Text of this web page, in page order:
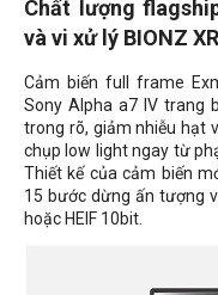
Chất lượng
và vi xử lý BIONZ XR
Cảm biến full frame
Sony Alpha a7 IV trang
trong rõ, giảm nhiễu hạt
chụp low light ngay từ
Thiết kế của cảm biến
15 bước dừng ấn tượng
hoặc HEIF 10bit.